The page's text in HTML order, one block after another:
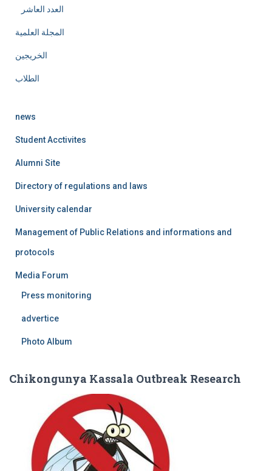
العدد العاشر
المجلة العلمية
الخريجين
الطلاب
news
Student Acctivites
Alumni Site
Directory of regulations and laws
University calendar
Management of Public Relations and informations and
protocols
Media Forum
Press monitoring
advertice
Photo Album
Chikongunya Kassala Outbreak Research